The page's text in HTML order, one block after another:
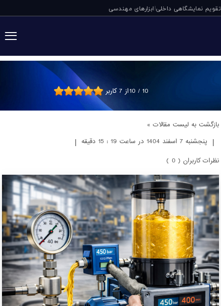
تقویم نمایشگاهی داخلی|ابزارهای مهندسی
چگونه عملکرد 10 / 10 از7کاربر
بازگشت به لیست مقالات »
| پنجشنبه 7 اسفند 1404 در ساعت 19 : 15 دقیقه |
نظرات کاربران ( 0 )